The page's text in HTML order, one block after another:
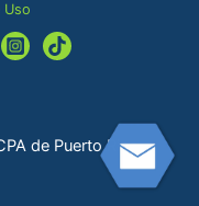
Uso
de Puerto Rico